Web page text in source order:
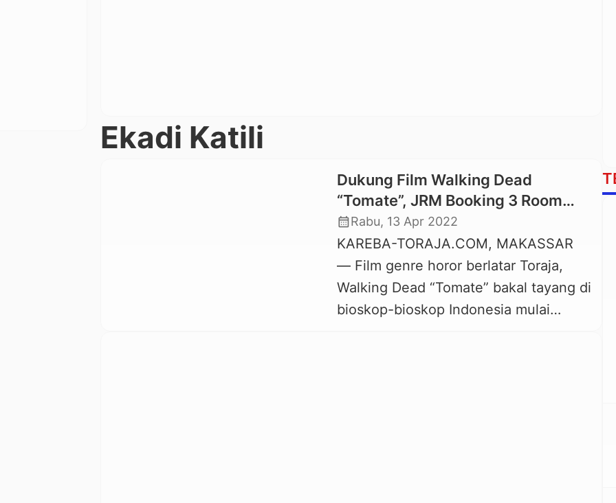
Ekadi Katili
Dukung Film Walking Dead
“Tomate”, JRM Booking 3 Room
Studio 21 untuk Mahasiswa
calendar_monthRabu, 13 Apr 2022
KAREBA-TORAJA.COM, MAKASSAR
— Film genre horor berlatar Toraja,
Walking Dead “Tomate” bakal tayang di
bioskop-bioskop Indonesia mulai